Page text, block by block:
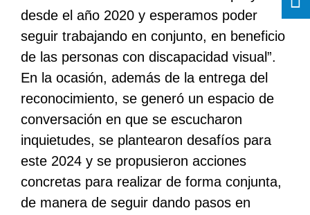
desde el año 2020 y esperamos poder
seguir trabajando en conjunto, en beneficio
de las personas con discapacidad visual”.
En la ocasión, además de la entrega del
reconocimiento, se generó un espacio de
conversación en que se escucharon
inquietudes, se plantearon desafíos para
este 2024 y se propusieron acciones
concretas para realizar de forma conjunta,
de manera de seguir dando pasos en